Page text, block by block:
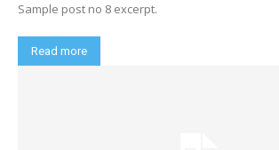
Sample post no 8 excerpt.
Read more